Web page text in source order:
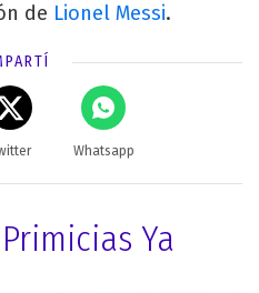
de Lionel Messi.
Whatsapp
Ya